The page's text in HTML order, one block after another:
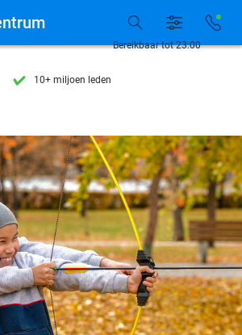
7 dagen per week beschikbaar
10+ miljoen leden
7 dagen per week beschikbaar
10+ miljoen leden
Bereikbaar tot 23:00